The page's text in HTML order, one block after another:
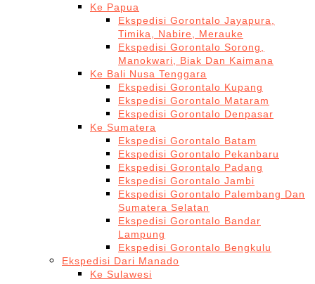
Ke Papua
Ekspedisi Gorontalo Jayapura,
Timika, Nabire, Merauke
Ekspedisi Gorontalo Sorong,
Manokwari, Biak Dan Kaimana
Ke Bali Nusa Tenggara
Ekspedisi Gorontalo Kupang
Ekspedisi Gorontalo Mataram
Ekspedisi Gorontalo Denpasar
Ke Sumatera
Ekspedisi Gorontalo Batam
Ekspedisi Gorontalo Pekanbaru
Ekspedisi Gorontalo Padang
Ekspedisi Gorontalo Jambi
Ekspedisi Gorontalo Palembang Dan
Sumatera Selatan
Ekspedisi Gorontalo Bandar
Lampung
Ekspedisi Gorontalo Bengkulu
Ekspedisi Dari Manado
Ke Sulawesi